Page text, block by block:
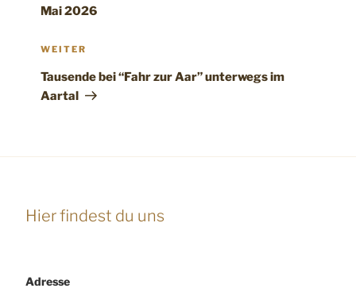
Mai 2026
Nächster
WEITER
Tausende bei “Fahr zur Aar” unterwegs im
Aartal
Hier findest du uns
Adresse